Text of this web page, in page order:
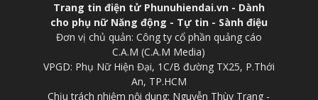
Trang tin điện tử Phunuhiendai.vn - Dành
cho phụ nữ Năng động - Tự tin - Sành điệu
Đơn vị chủ quản: Công ty cổ phần quảng cáo
C.A.M (C.A.M Media)
VPGD: Phụ Nữ Hiện Đại, 1C/B đường TX25, P.Thới
An, TP.HCM
Chịu trách nhiệm nội dung: Nguyễn Thùy Trang -